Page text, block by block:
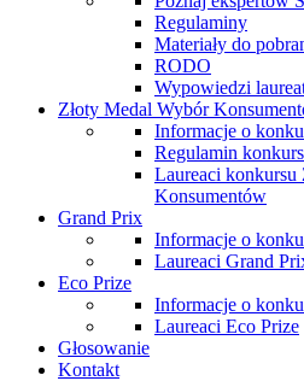
Regulaminy
Materiały do
RODO
Wypowiedzi
Złoty Medal Wybór
Informacje o
Regulamin
Laureaci konkursu
Konsumentów
Grand Prix
Informacje o
Laureaci Grand
Eco Prize
Informacje o
Laureaci Eco Prize
Głosowanie
Kontakt